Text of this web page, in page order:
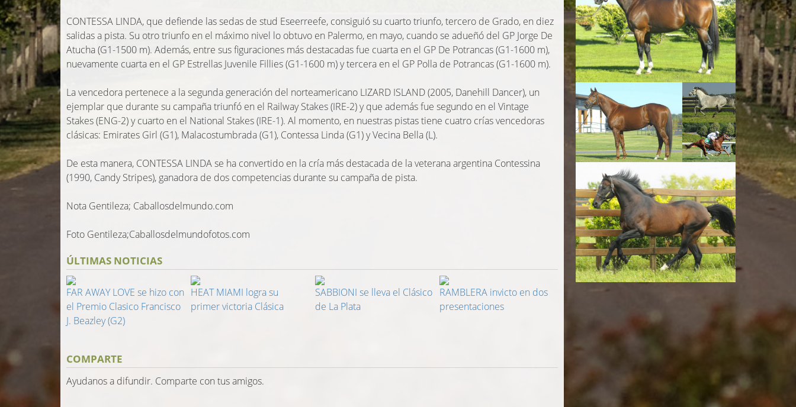
CONTESSA LINDA, que defiende las sedas de stud Eseerreefe, consiguió su cuarto triunfo, tercero de Grado, en diez
salidas a pista. Su otro triunfo en el máximo nivel lo obtuvo en Palermo, en mayo, cuando se adueñó del GP Jorge De
Atucha (G1-1500 m). Además, entre sus figuraciones más destacadas fue cuarta en el GP De Potrancas (G1-1600 m),
nuevamente cuarta en el GP Estrellas Juvenile Fillies (G1-1600 m) y tercera en el GP Polla de Potrancas (G1-1600 m).
La vencedora pertenece a la segunda generación del norteamericano LIZARD ISLAND (2005, Danehill Dancer), un
ejemplar que durante su campaña triunfó en el Railway Stakes (IRE-2) y que además fue segundo en el Vintage
Stakes (ENG-2) y cuarto en el National Stakes (IRE-1). Al momento, en nuestras pistas tiene cuatro crías vencedoras
clásicas: Emirates Girl (G1), Malacostumbrada (G1), Contessa Linda (G1) y Vecina Bella (L).
De esta manera, CONTESSA LINDA se ha convertido en la cría más destacada de la veterana argentina Contessina
(1990, Candy Stripes), ganadora de dos competencias durante su campaña de pista.
Nota Gentileza; Caballosdelmundo.com
Foto Gentileza;Caballosdelmundofotos.com
ÚLTIMAS NOTICIAS
FAR AWAY LOVE se hizo con
el Premio Clasico Francisco
J. Beazley (G2)
HEAT MIAMI logra su
primer victoria Clásica
SABBIONI se lleva el Clásico
de La Plata
RAMBLERA invicto en dos
presentaciones
COMPARTE
Ayudanos a difundir. Comparte con tus amigos.